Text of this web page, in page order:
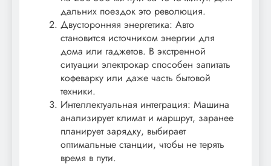
дальних поездок это революция.
Двусторонняя энергетика: Авто
становится источником энергии для
дома или гаджетов. В экстренной
ситуации электрокар способен запитать
кофеварку или даже часть бытовой
техники.
Интеллектуальная интеграция: Машина
анализирует климат и маршрут, заранее
планирует зарядку, выбирает
оптимальные станции, чтобы не терять
время в пути.